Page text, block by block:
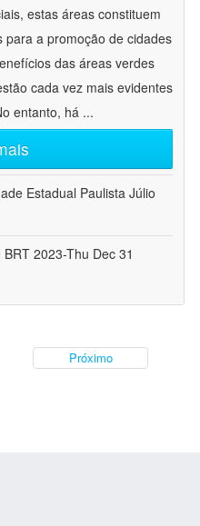
estas áreas constituem
a promoção de cidades
das áreas verdes
cada vez mais evidentes
entanto, há ...
Estadual Paulista Júlio
2023-Thu Dec 31
Próximo